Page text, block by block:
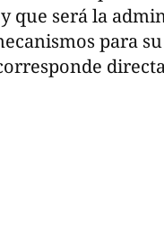
que será la
para